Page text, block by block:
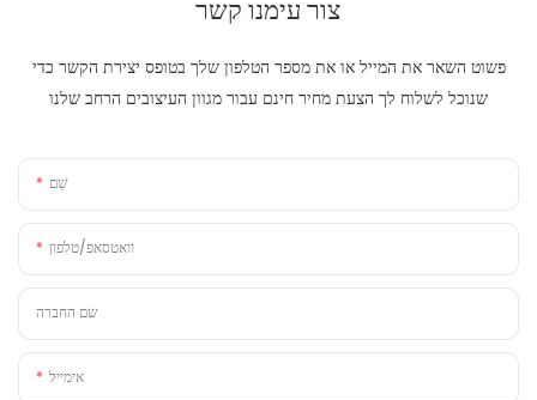
צור עימנו קשר
פשוט השאר את המייל או את מספר הטלפון שלך בטופס יצירת הקשר כדי
שנוכל לשלוח לך הצעת מחיר חינם עבור מגוון העיצובים הרחב שלנו
שֵׁם
וואטסאפ/טלפון
שם החברה
אימייל